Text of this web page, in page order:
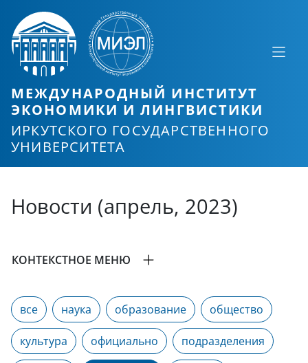
МЕЖДУНАРОДНЫЙ ИНСТИТУТ
ЭКОНОМИКИ И ЛИНГВИСТИКИ
ИРКУТСКОГО ГОСУДАРСТВЕННОГО
УНИВЕРСИТЕТА
Новости (апрель, 2023)
КОНТЕКСТНОЕ МЕНЮ
все наука образование общество
культура официально подразделения